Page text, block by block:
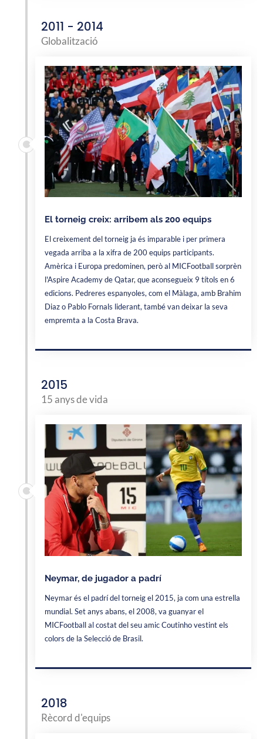
2011 - 2014
Globalització
El torneig creix: arribem als 200 equips
El creixement del torneig ja és imparable i per primera
vegada arriba a la xifra de 200 equips participants.
Amèrica i Europa predominen, però al MICFootball sorprèn
l'Aspire Academy de Qatar, que aconsegueix 9 títols en 6
edicions. Pedreres espanyoles, com el Màlaga, amb Brahim
Diaz o Pablo Fornals liderant, també van deixar la seva
empremta a la Costa Brava.
2015
15 anys de vida
Neymar, de jugador a padrí
Neymar és el padrí del torneig el 2015, ja com una estrella
mundial. Set anys abans, el 2008, va guanyar el
MICFootball al costat del seu amic Coutinho vestint els
colors de la Selecció de Brasil.
2018
Rècord d'equips